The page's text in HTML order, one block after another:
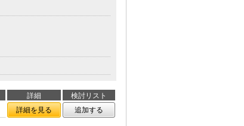
詳細
検討リスト
詳細を見る 追加する